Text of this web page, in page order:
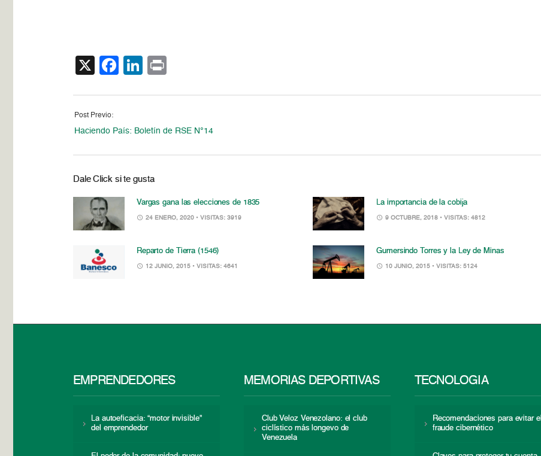
X Facebook
LinkedIn
Post Previo:
Haciendo País: Boletín de RSE N°14
Dale Click si te gusta
Vargas gana las elecciones de 1835
24 ENERO, 2020 • VISITAS: 3919
La importancia de la cobija
9 OCTUBRE, 2018 • VISITAS: 4812
Reparto de Tierra (1546)
12 JUNIO, 2015 • VISITAS: 4641
Gumersindo Torres y la Ley de Minas
10 JUNIO, 2015 • VISITAS: 5124
EMPRENDEDORES
La autoeficacia: “motor invisible”
del emprendedor
MEMORIAS DEPORTIVAS
Club Veloz Venezolano: el club
ciclístico más longevo de
Venezuela
TECNOLOGÍA
Recomendaciones para evitar el
fraude cibernético